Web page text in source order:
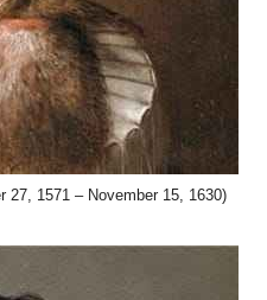
27, 1571 – November 15, 1630)